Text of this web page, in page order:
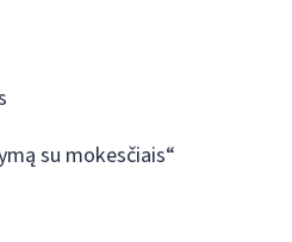
su mokesčiais“